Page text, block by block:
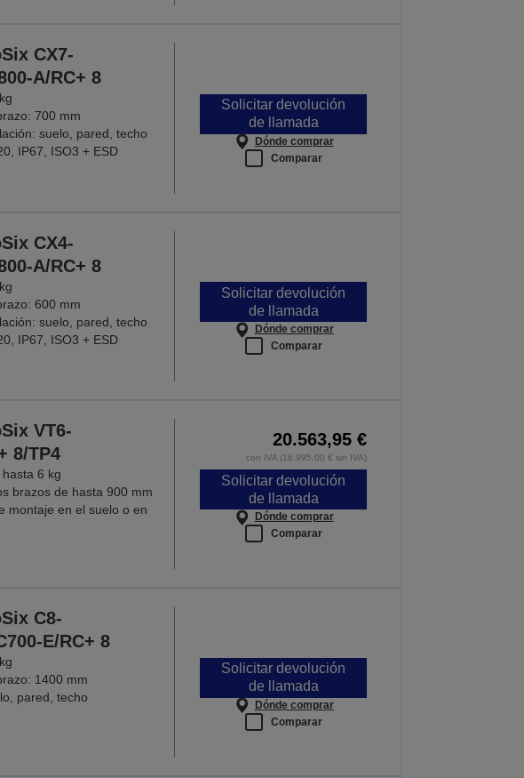
CX7-
A/RC+ 8
700 mm
suelo, pared, techo
IP67, ISO3 + ESD
Solicitar devolución
de llamada
Dónde comprar
Comparar
CX4-
A/RC+ 8
600 mm
suelo, pared, techo
IP67, ISO3 + ESD
Solicitar devolución
de llamada
Dónde comprar
Comparar
VT6-
8/TP4
6 kg
brazos de hasta 900 mm
montaje en el suelo o en
20.563,95 €
con IVA (16.995,00 € sin IVA)
Solicitar devolución
de llamada
Dónde comprar
Comparar
C8-
E/RC+ 8
1400 mm
pared, techo
Solicitar devolución
de llamada
Dónde comprar
Comparar